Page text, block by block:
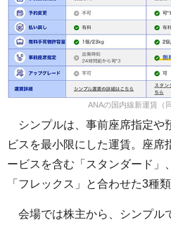
ANAの国内線新運賃（
シンプルは、事前座席指定や
ビスを最小限にした運賃。座席
ービスを含む「スタンダード」
「フレックス」と合わせた3種
会場では株主から、シンプル